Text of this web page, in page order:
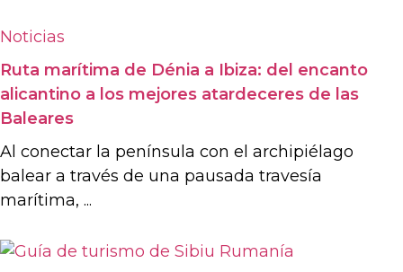
Noticias
Ruta marítima de Dénia a Ibiza: del encanto
alicantino a los mejores atardeceres de las
Baleares
Al conectar la península con el archipiélago
balear a través de una pausada travesía
marítima, ...